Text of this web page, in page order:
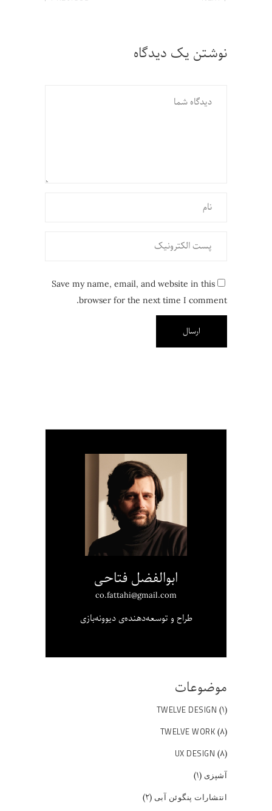
نوشتن یک دیدگاه
Save my name, email, and website in this
browser for the next time I comment.
ابوالفضل فتاحی
co.fattahi@gmail.com
طراح و توسعه‌دهنده‌ی دیوونه‌بازی
موضوعات
TWELVE DESIGN (۱)
TWELVE WORK (۸)
UX DESIGN (۸)
آشپزی (۱)
انتشارات پنگوئن آبی (۲)